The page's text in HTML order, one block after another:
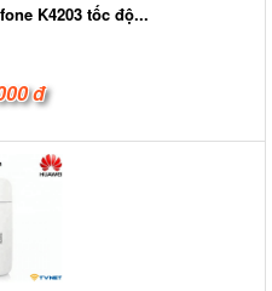
K4203 tốc độ...
đ